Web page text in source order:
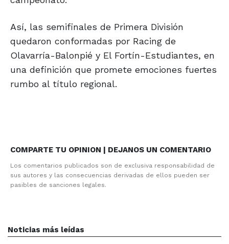
Así, las semifinales de Primera División
quedaron conformadas por Racing de
Olavarría-Balonpié y El Fortín-Estudiantes, en
una definición que promete emociones fuertes
rumbo al título regional.
COMPARTE TU OPINION | DEJANOS UN COMENTARIO
Los comentarios publicados son de exclusiva responsabilidad de
sus autores y las consecuencias derivadas de ellos pueden ser
pasibles de sanciones legales.
Noticias más leídas